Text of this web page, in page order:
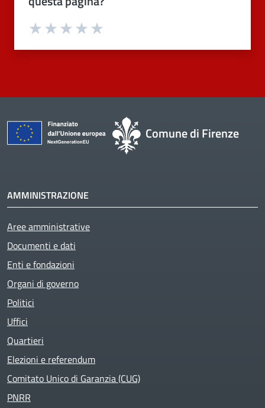
Valuta 4 stelle su 5
Valuta 3 stelle su 5
Valuta 2 stelle su 5
Valuta 1 stelle su 5
Comune di Firenze
AMMINISTRAZIONE
Aree amministrative
Documenti e dati
Enti e fondazioni
Organi di governo
Politici
Uffici
Quartieri
Elezioni e referendum
Comitato Unico di Garanzia (CUG)
PNRR